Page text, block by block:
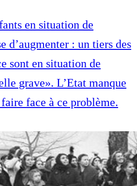
en situation de
d’augmenter : un tiers des
sont en situation de
grave». L’Etat manque
face à ce problème.